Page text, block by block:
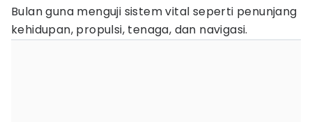
Bulan guna menguji sistem vital seperti penunjang
kehidupan, propulsi, tenaga, dan navigasi.